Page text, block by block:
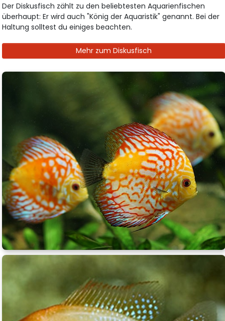
Der Diskusfisch zählt zu den beliebtesten Aquarienfischen
überhaupt: Er wird auch "König der Aquaristik" genannt. Bei der
Haltung solltest du einiges beachten.
Mehr zum Diskusfisch